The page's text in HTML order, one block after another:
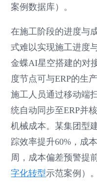
案例数据库）。
在施工阶段的进度与
式难以实现施工进度
金蝶AI星空搭建的对
度节点可与ERP的生
施工人员通过移动端
统自动同步至ERP并
机械成本。某集团型
踪效率提升60%，成
周，成本偏差预警提
字化转型示范案例）。